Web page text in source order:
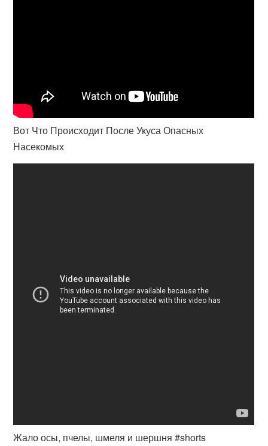
Вот Что Происходит После Укуса Опасных
Насекомых
Жало осы, пчелы, шмеля и шершня #shorts